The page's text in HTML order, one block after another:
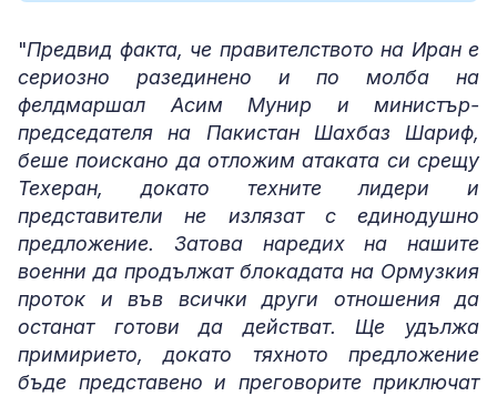
"Предвид факта, че правителството на Иран е
сериозно разединено и по молба на
фелдмаршал Асим Мунир и министър-
председателя на Пакистан Шахбаз Шариф,
беше поискано да отложим атаката си срещу
Техеран, докато техните лидери и
представители не излязат с единодушно
предложение. Затова наредих на нашите
военни да продължат блокадата на Ормузкия
проток и във всички други отношения да
останат готови да действат. Ще удължа
примирието, докато тяхното предложение
бъде представено и преговорите приключат